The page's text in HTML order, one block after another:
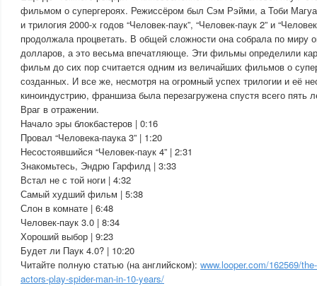
фильмом о супергероях. Режиссёром был Сэм Рэйми, а Тоби
и трилогия 2000-х годов “Человек-паук”, “Человек-паук 2” и
продолжала процветать. В общей сложности она собрала по миру
долларов, а это весьма впечатляюще. Эти фильмы определили
фильм до сих пор считается одним из величайших фильмов о
созданных. И все же, несмотря на огромный успех трилогии и её
киноиндустрию, франшиза была перезагружена спустя всего пять
Враг в отражении.
Начало эры блокбастеров | 0:16
Провал “Человека-паука 3” | 1:20
Несостоявшийся “Человек-паук 4” | 2:31
Знакомьтесь, Эндрю Гарфилд | 3:33
Встал не с той ноги | 4:32
Самый худший фильм | 5:38
Слон в комнате | 6:48
Человек-паук 3.0 | 8:34
Хороший выбор | 9:23
Будет ли Паук 4.0? | 10:20
Читайте полную статью (на английском): www.looper.com/162569/
actors-play-spider-man-in-10-years/